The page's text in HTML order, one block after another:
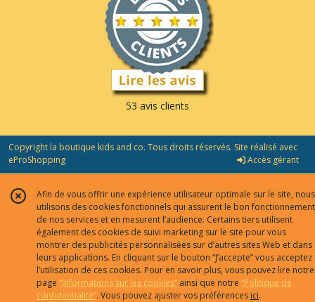
53 avis clients
Copyright la boutique kids and co. Tous droits réservés. Site réalisé avec
eProShopping
Accès gérant
Afin de vous offrir une expérience utilisateur optimale sur le site, nous
utilisons des cookies fonctionnels qui assurent le bon fonctionnement
de nos services et en mesurent l’audience. Certains tiers utilisent
également des cookies de suivi marketing sur le site pour vous
montrer des publicités personnalisées sur d’autres sites Web et dans
leurs applications. En cliquant sur le bouton “J’accepte” vous acceptez
l’utilisation de ces cookies. Pour en savoir plus, vous pouvez lire notre
page “Informations sur les cookies” ainsi que notre “Politique de
confidentialité“. Vous pouvez ajuster vos préférences ici.